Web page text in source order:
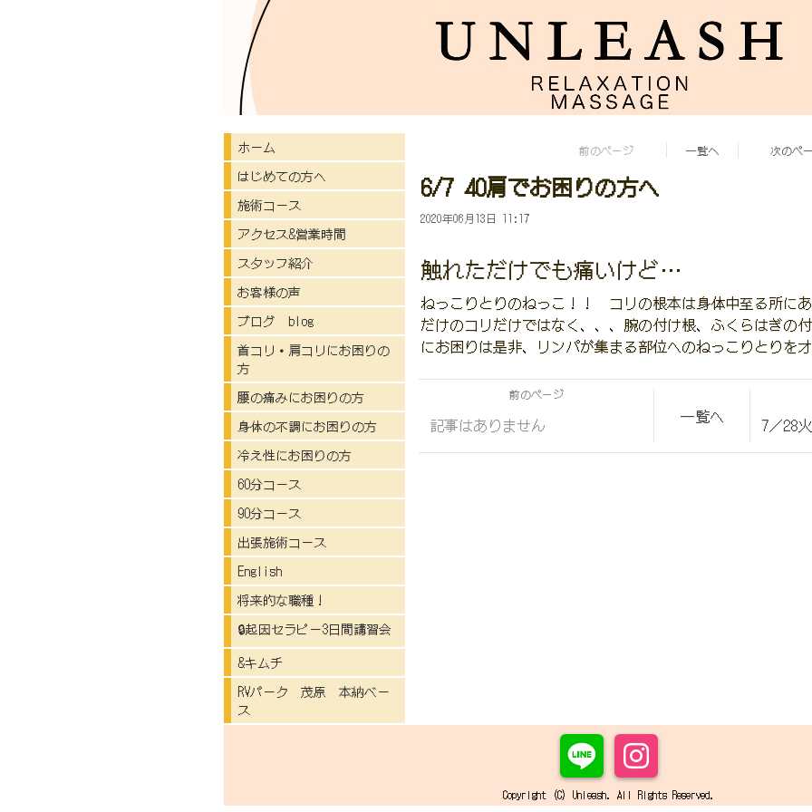
前のページ 一覧へ 次のペ
6/7 40肩でお困りの方へ
2020年06月13日 11:17
触れただけでも痛いけど…
ねっこりとりのねっこ！！ コリの根本は身体中至る所に
だけのコリだけではなく、、、腕の付け根、ふくらはぎの
にお困りは是非、リンパが集まる部位へのねっこりとりを
前のページ
記事はありません 一覧へ 7／28
ホーム
はじめての方へ
施術コース
アクセス&営業時間
スタッフ紹介
お客様の声
ブログ blog
首コリ・肩コリにお困りの
方
腰の痛みにお困りの方
身体の不調にお困りの方
冷え性にお困りの方
60分コース
90分コース
出張施術コース
English
将来的な職種！
🔒起因セラピー3日間講習会
&キムチ
RVパーク 茂原 本納ベー
ス
Copyright (C) Unleash. All Rights Reserved.